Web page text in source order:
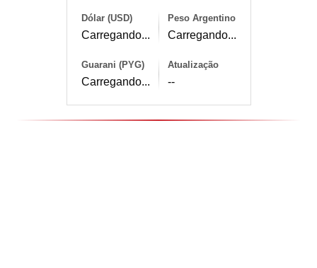
Dólar (USD)
Carregando...
Peso Argentino
Carregando...
Guarani (PYG)
Carregando...
Atualização
--